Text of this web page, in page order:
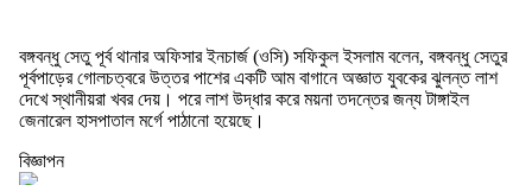
বঙ্গবন্ধু সেতু পূর্ব থানার অফিসার ইনচার্জ (ওসি) সফিকুল ইসলাম বলেন, বঙ্গবন্ধু সেতুর
পূর্বপাড়ের গোলচত্বরে উত্তর পাশের একটি আম বাগানে অজ্ঞাত যুবকের ঝুলন্ত লাশ
দেখে স্থানীয়রা খবর দেয়। পরে লাশ উদ্ধার করে ময়না তদন্তের জন্য টাঙ্গাইল
জেনারেল হাসপাতাল মর্গে পাঠানো হয়েছে।
বিজ্ঞাপন